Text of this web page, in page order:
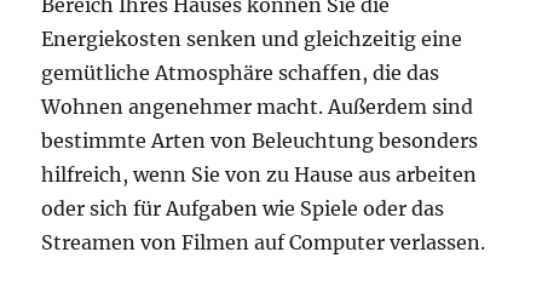
Bereich Ihres Hauses können Sie die
Energiekosten senken und gleichzeitig eine
gemütliche Atmosphäre schaffen, die das
Wohnen angenehmer macht. Außerdem sind
bestimmte Arten von Beleuchtung besonders
hilfreich, wenn Sie von zu Hause aus arbeiten
oder sich für Aufgaben wie Spiele oder das
Streamen von Filmen auf Computer verlassen.